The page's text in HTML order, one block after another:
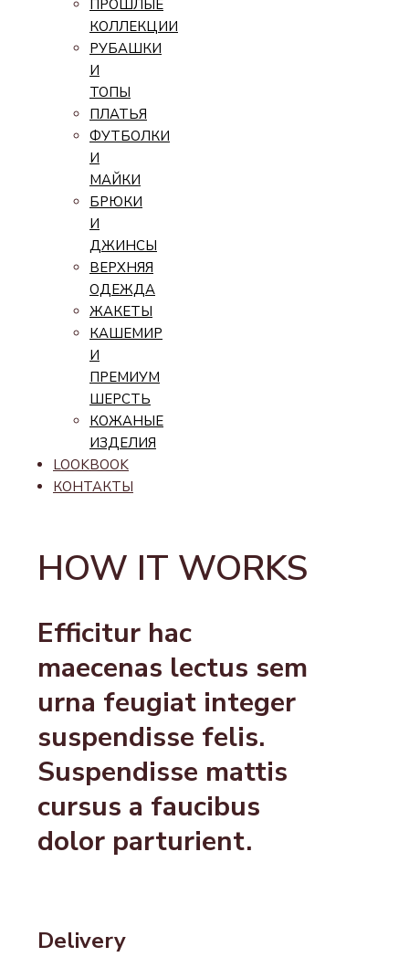
ПРОШЛЫЕ
КОЛЛЕКЦИИ
РУБАШКИ
И
ТОПЫ
ПЛАТЬЯ
ФУТБОЛКИ
И
МАЙКИ
БРЮКИ
И
ДЖИНСЫ
ВЕРХНЯЯ
ОДЕЖДА
ЖАКЕТЫ
КАШЕМИР
И
ПРЕМИУМ
ШЕРСТЬ
КОЖАНЫЕ
ИЗДЕЛИЯ
LOOKBOOK
КОНТАКТЫ
HOW IT WORKS
Efficitur hac
maecenas lectus sem
urna feugiat integer
suspendisse felis.
Suspendisse mattis
cursus a faucibus
dolor parturient.
Delivery